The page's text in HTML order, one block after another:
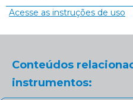
Acesse as instruções de uso
Conteúdos
instrumentos: